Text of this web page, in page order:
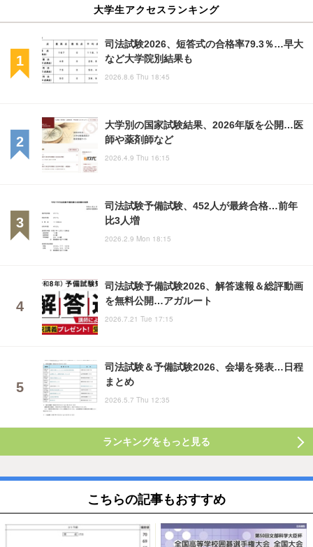
大学生アクセスランキング
司法試験2026、短答式の合格率79.3％…早大
など大学院別結果も
2026.8.6 Thu 18:45
大学別の国家試験結果、2026年版を公開…医
師や薬剤師など
2026.4.9 Thu 16:15
司法試験予備試験、452人が最終合格…前年
比3人増
2026.2.9 Mon 18:15
司法試験予備試験2026、解答速報＆総評動画
を無料公開…アガルート
2026.7.21 Tue 17:15
司法試験＆予備試験2026、会場を発表…日程
まとめ
2026.5.7 Thu 12:35
ランキングをもっと見る
こちらの記事もおすすめ